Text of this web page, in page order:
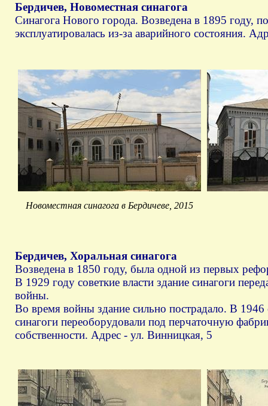
Бердичев, Новоместная синагога
Синагога Нового города. Возведена в 1895 году,
эксплуатировалась из-за аварийного состояния.
Новоместная синагога в Бердичеве, 2015
Бердичев, Хоральная синагога
Возведена в 1850 году, была одной из первых
В 1929 году советкие власти здание синагоги
войны.
Во время войны здание сильно пострадало. В
синагоги переоборудовали под перчаточную
собственности. Адрес - ул. Винницкая, 5